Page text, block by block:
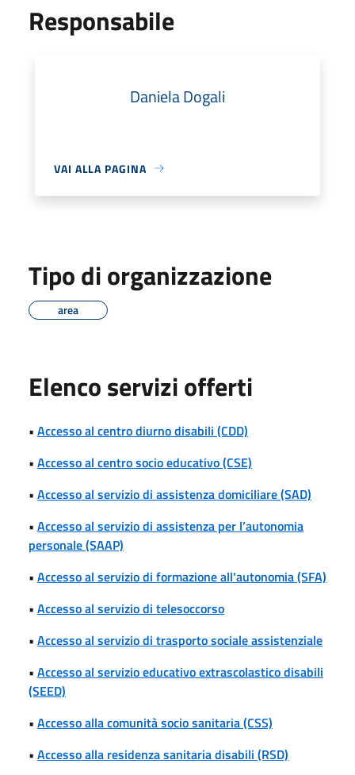
Responsabile
Daniela Dogali
VAI ALLA PAGINA
Tipo di organizzazione
area
Elenco servizi offerti
• Accesso al centro diurno disabili (CDD)
• Accesso al centro socio educativo (CSE)
• Accesso al servizio di assistenza domiciliare (SAD)
• Accesso al servizio di assistenza per l’autonomia
personale (SAAP)
• Accesso al servizio di formazione all'autonomia (SFA)
• Accesso al servizio di telesoccorso
• Accesso al servizio di trasporto sociale assistenziale
• Accesso al servizio educativo extrascolastico disabili
(SEED)
• Accesso alla comunità socio sanitaria (CSS)
• Accesso alla residenza sanitaria disabili (RSD)